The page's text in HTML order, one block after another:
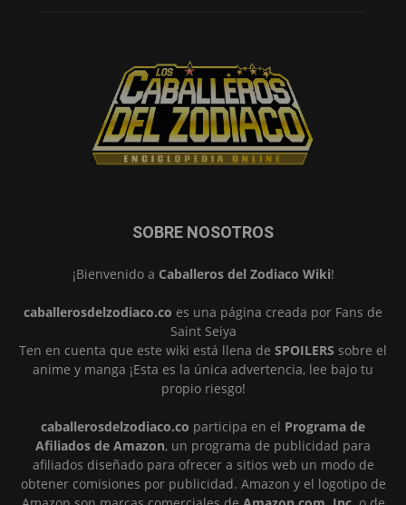
SOBRE NOSOTROS
¡Bienvenido a Caballeros del Zodiaco Wiki!
caballerosdelzodiaco.co es una página creada por Fans de
Saint Seiya
Ten en cuenta que este wiki está llena de SPOILERS sobre el
anime y manga ¡Esta es la única advertencia, lee bajo tu
propio riesgo!
caballerosdelzodiaco.co participa en el Programa de
Afiliados de Amazon, un programa de publicidad para
afiliados diseñado para ofrecer a sitios web un modo de
obtener comisiones por publicidad. Amazon y el logotipo de